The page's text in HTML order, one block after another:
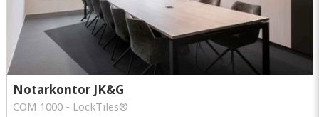
Notarkontor JK&G
COM 1000 - LockTiles®